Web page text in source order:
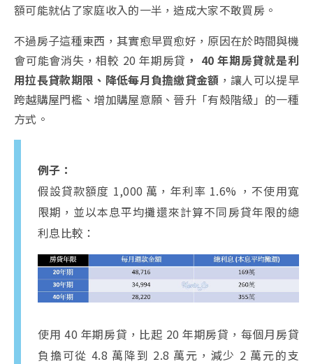
額可能就佔了家庭收入的一半，造成大家不敢買房。
不過房子這種東西，其實愈早買愈好，原因在於時間與機
會可能會消失，相較 20 年期房貸 ， 40 年期房貸就是利
用拉長貸款期限、降低每月負擔繳貸金額 ，讓人可以提早
跨越購屋門檻、增加購屋意願、晉升「有殼階級」的一種
方式。
例子：
假設貸款額度 1,000 萬，年利率 1.6% ，不使用寬
限期，並以本息平均攤還來計算不同房貸年限的總
利息比較：
使用 40 年期房貸，比起 20 年期房貸，每個月房貸
負擔可從 4.8 萬降到 2.8 萬元，減少 2 萬元的支